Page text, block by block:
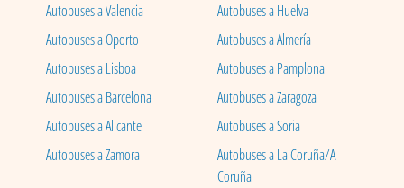
Autobuses a Valencia
Autobuses a Huelva
Autobuses a Oporto
Autobuses a Almería
Autobuses a Lisboa
Autobuses a Pamplona
Autobuses a Barcelona
Autobuses a Zaragoza
Autobuses a Alicante
Autobuses a Soria
Autobuses a Zamora
Autobuses a La Coruña/A
Coruña